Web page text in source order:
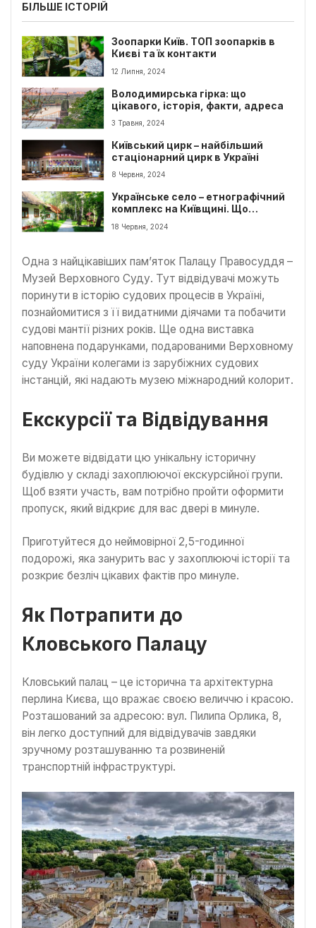
БІЛЬШЕ ІСТОРІЙ
Зоопарки Київ. ТОП зоопарків в
Києві та їх контакти
12 Липня, 2024
Володимирська гірка: що
цікавого, історія, факти, адреса
3 Травня, 2024
Київський цирк – найбільший
стаціонарний цирк в Україні
8 Червня, 2024
Українське село – етнографічний
комплекс на Київщині. Що
цікавого подивитись
18 Червня, 2024
Одна з найцікавіших пам’яток Палацу Правосуддя –
Музей Верховного Суду. Тут відвідувачі можуть
поринути в історію судових процесів в Україні,
познайомитися з її видатними діячами та побачити
судові мантії різних років. Ще одна виставка
наповнена подарунками, подарованими Верховному
суду України колегами із зарубіжних судових
інстанцій, які надають музею міжнародний колорит.
Екскурсії та Відвідування
Ви можете відвідати цю унікальну історичну
будівлю у складі захоплюючої екскурсійної групи.
Щоб взяти участь, вам потрібно пройти оформити
пропуск, який відкриє для вас двері в минуле.
Приготуйтеся до неймовірної 2,5-годинної
подорожі, яка занурить вас у захоплюючі історії та
розкриє безліч цікавих фактів про минуле.
Як Потрапити до
Кловського Палацу
Кловський палац – це історична та архітектурна
перлина Києва, що вражає своєю величчю і красою.
Розташований за адресою: вул. Пилипа Орлика, 8,
він легко доступний для відвідувачів завдяки
зручному розташуванню та розвиненій
транспортній інфраструктурі.